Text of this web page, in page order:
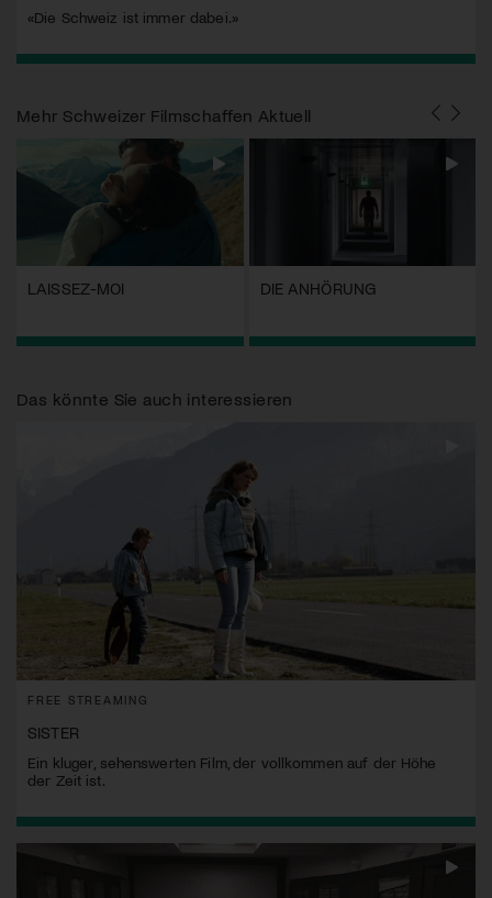
«Die Schweiz ist immer dabei.»
Mehr Schweizer Filmschaffen Aktuell
LAISSEZ-MOI DIE ANHÖRUNG
Das könnte Sie auch interessieren
FREE STREAMING
SISTER
Ein kluger, sehenswerten Film, der vollkommen auf der Höhe
der Zeit ist.